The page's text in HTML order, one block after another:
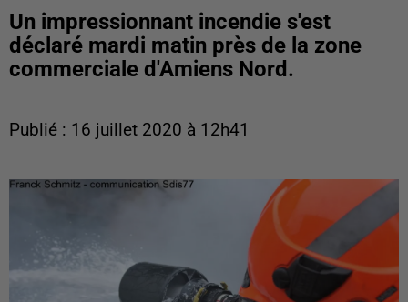
Un impressionnant incendie s'est
déclaré mardi matin près de la zone
commerciale d'Amiens Nord.
Publié : 16 juillet 2020 à 12h41